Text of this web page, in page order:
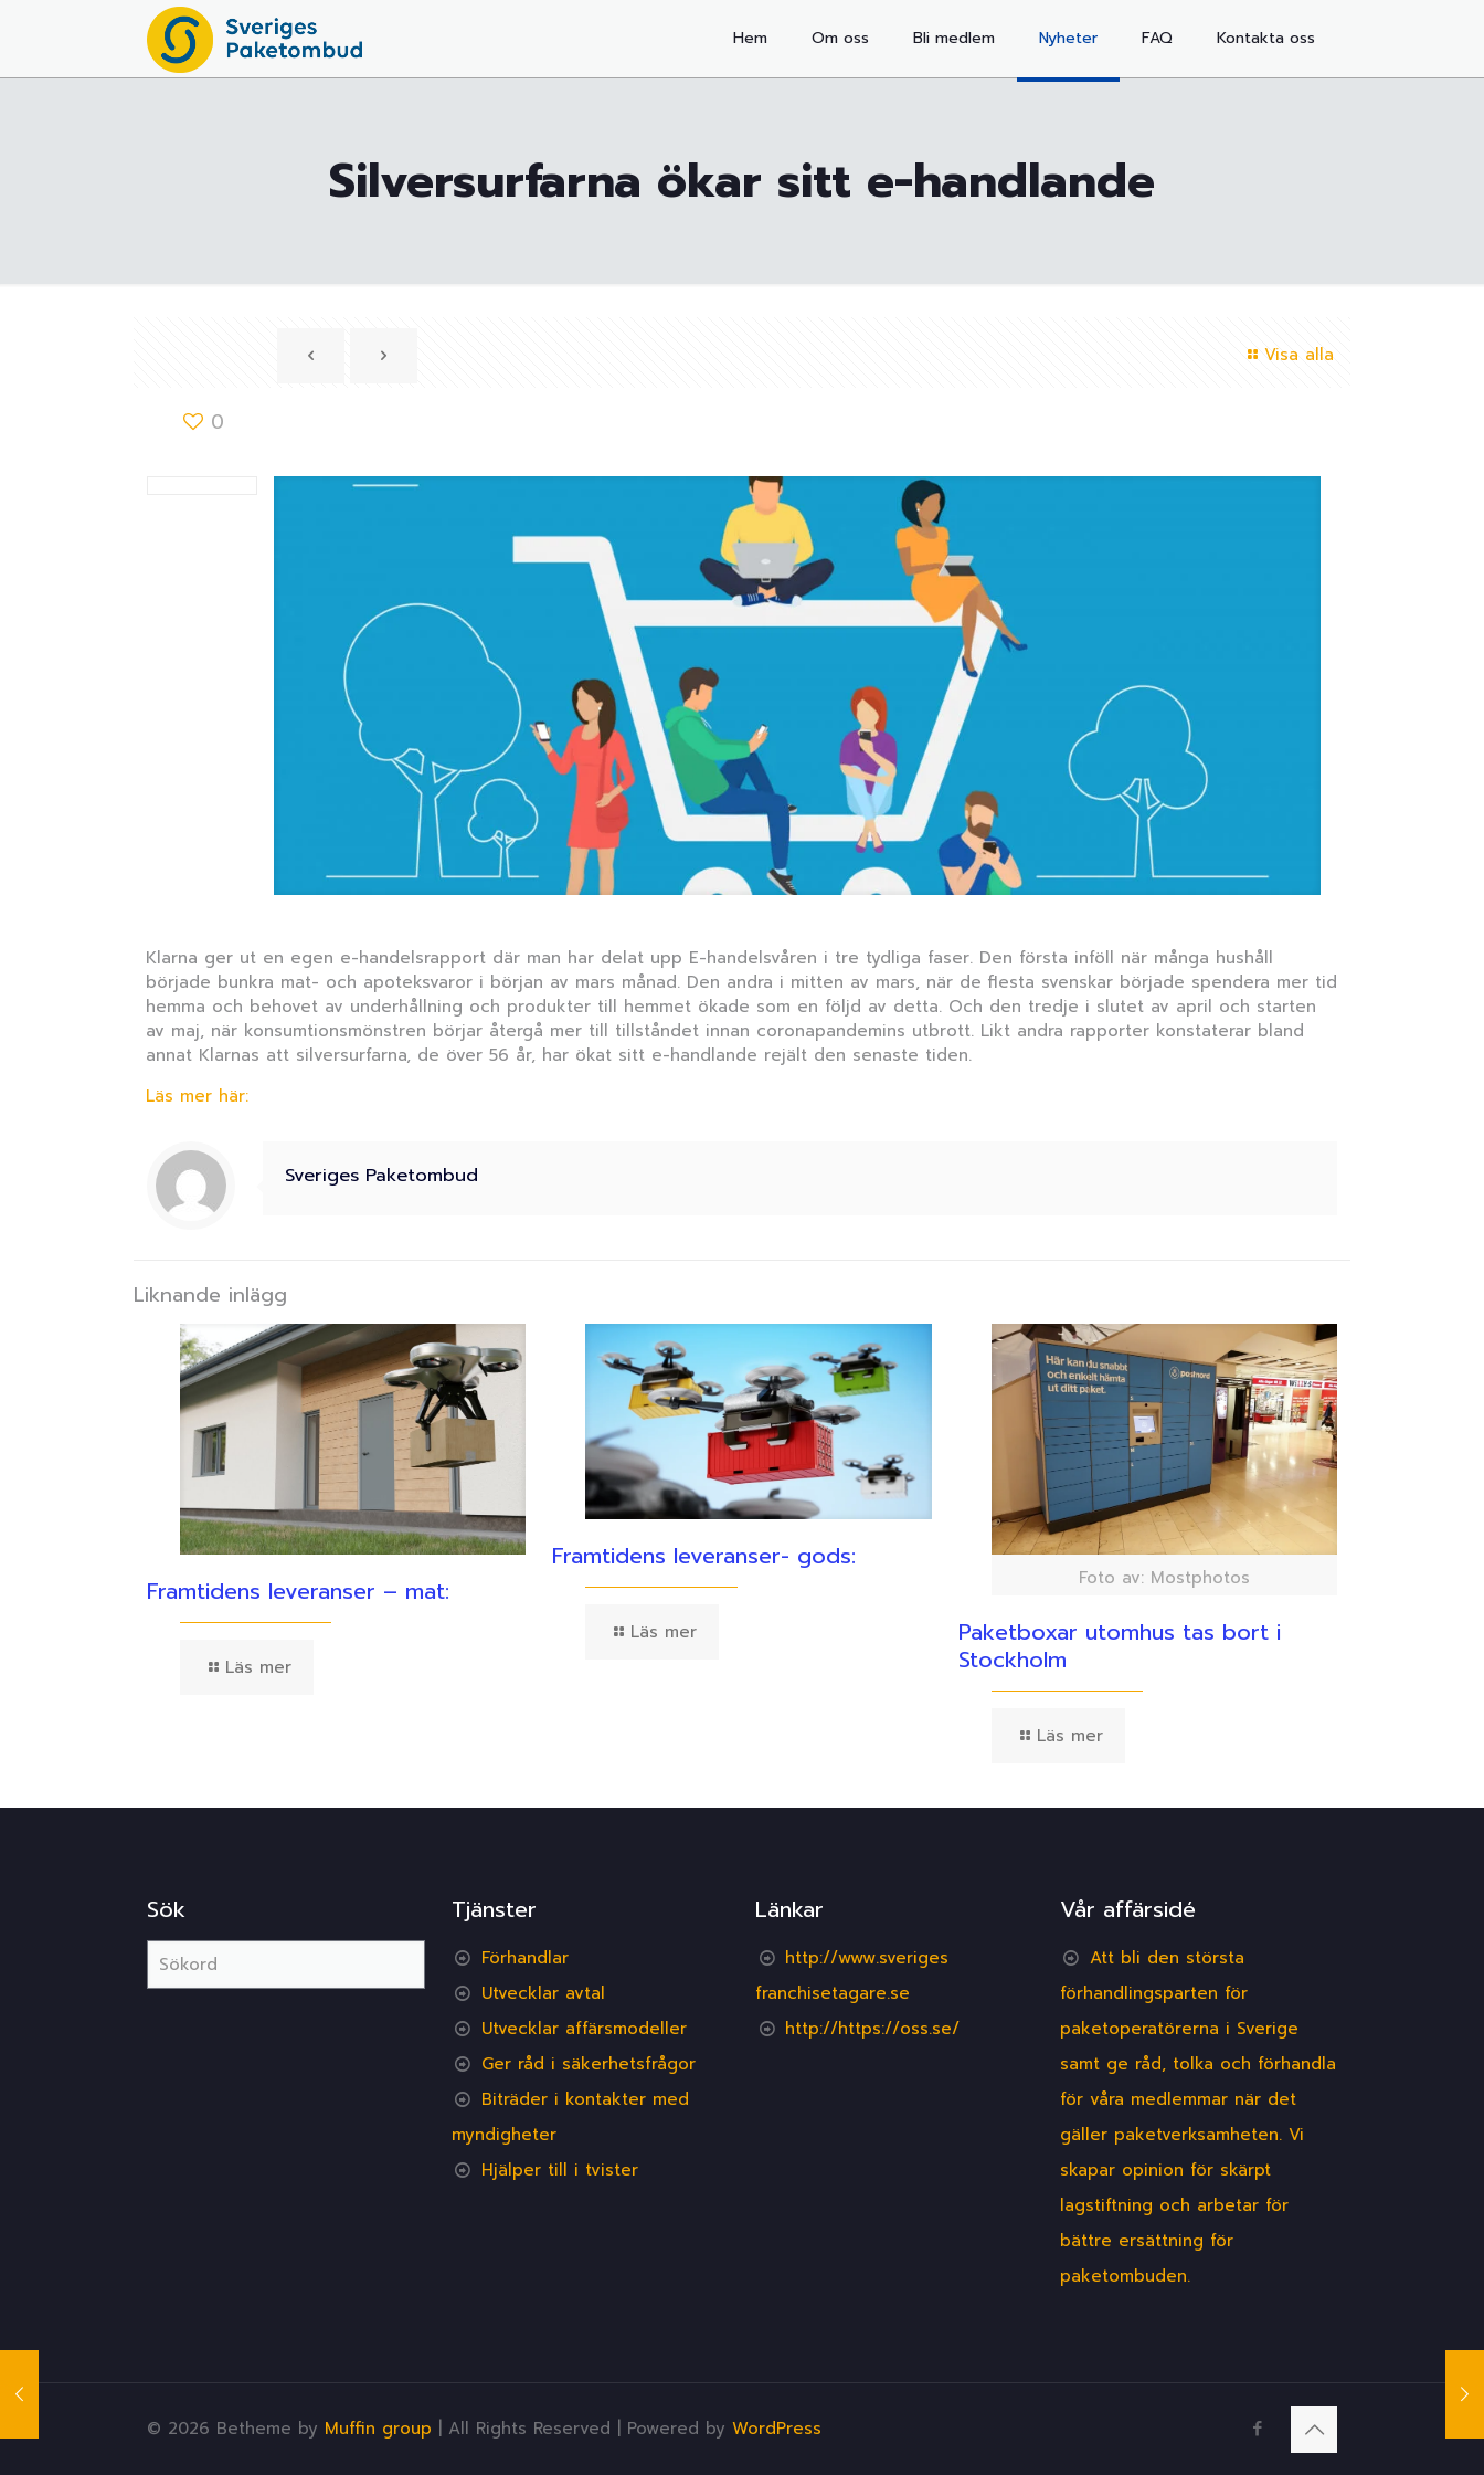
Hem Om oss Bli medlem Nyheter FAQ Kontakta oss
Silversurfarna ökar sitt e-handlande
Visa alla
0
Klarna ger ut en egen e-handelsrapport där man har delat upp E-handelsvåren i tre tydliga faser. Den första inföll när många hushåll
började bunkra mat- och apoteksvaror i början av mars månad. Den andra i mitten av mars, när de flesta svenskar började spendera mer tid
hemma och behovet av underhållning och produkter till hemmet ökade som en följd av detta. Och den tredje i slutet av april och starten
av maj, när konsumtionsmönstren börjar återgå mer till tillståndet innan coronapandemins utbrott. Likt andra rapporter konstaterar bland
annat Klarnas att silversurfarna, de över 56 år, har ökat sitt e-handlande rejält den senaste tiden.
Läs mer här:
Sveriges Paketombud
Liknande inlägg
Framtidens leveranser – mat:
Läs mer
Framtidens leveranser- gods:
Läs mer
Foto av: Mostphotos
Paketboxar utomhus tas bort i
Stockholm
Läs mer
Sök Tjänster
Förhandlar
Utvecklar avtal
Utvecklar affärsmodeller
Ger råd i säkerhetsfrågor
Biträder i kontakter med
myndigheter
Hjälper till i tvister
Länkar
http://www.sveriges
franchisetagare.se
http://https://oss.se/
Vår affärsidé
Att bli den största
förhandlingsparten för
paketoperatörerna i Sverige
samt ge råd, tolka och förhandla
för våra medlemmar när det
gäller paketverksamheten. Vi
skapar opinion för skärpt
lagstiftning och arbetar för
bättre ersättning för
paketombuden.
© 2026 Betheme by Muffin group | All Rights Reserved | Powered by WordPress